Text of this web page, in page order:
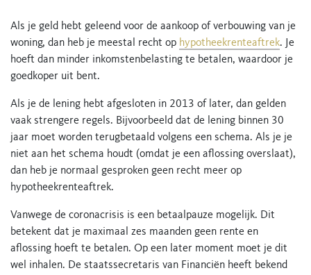
Als je geld hebt geleend voor de aankoop of verbouwing van je
woning, dan heb je meestal recht op hypotheekrenteaftrek. Je
hoeft dan minder inkomstenbelasting te betalen, waardoor je
goedkoper uit bent.
Als je de lening hebt afgesloten in 2013 of later, dan gelden
vaak strengere regels. Bijvoorbeeld dat de lening binnen 30
jaar moet worden terugbetaald volgens een schema. Als je je
niet aan het schema houdt (omdat je een aflossing overslaat),
dan heb je normaal gesproken geen recht meer op
hypotheekrenteaftrek.
Vanwege de coronacrisis is een betaalpauze mogelijk. Dit
betekent dat je maximaal zes maanden geen rente en
aflossing hoeft te betalen. Op een later moment moet je dit
wel inhalen. De staatssecretaris van Financiën heeft bekend